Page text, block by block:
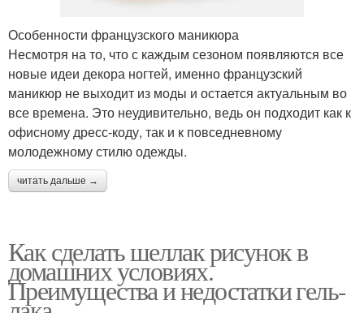
Особенности французского маникюра
Несмотря на то, что с каждым сезоном появляются все
новые идеи декора ногтей, именно французский
маникюр не выходит из моды и остается актуальным во
все времена. Это неудивительно, ведь он подходит как к
офисному дресс-коду, так и к повседневному
молодежному стилю одежды.
читать дальше →
Как сделать шеллак рисунок в
домашних условиях.
Преимущества и недостатки гель-